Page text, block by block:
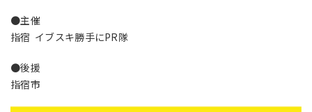
●主催
指宿 イブスキ勝手にPR隊
●後援
指宿市